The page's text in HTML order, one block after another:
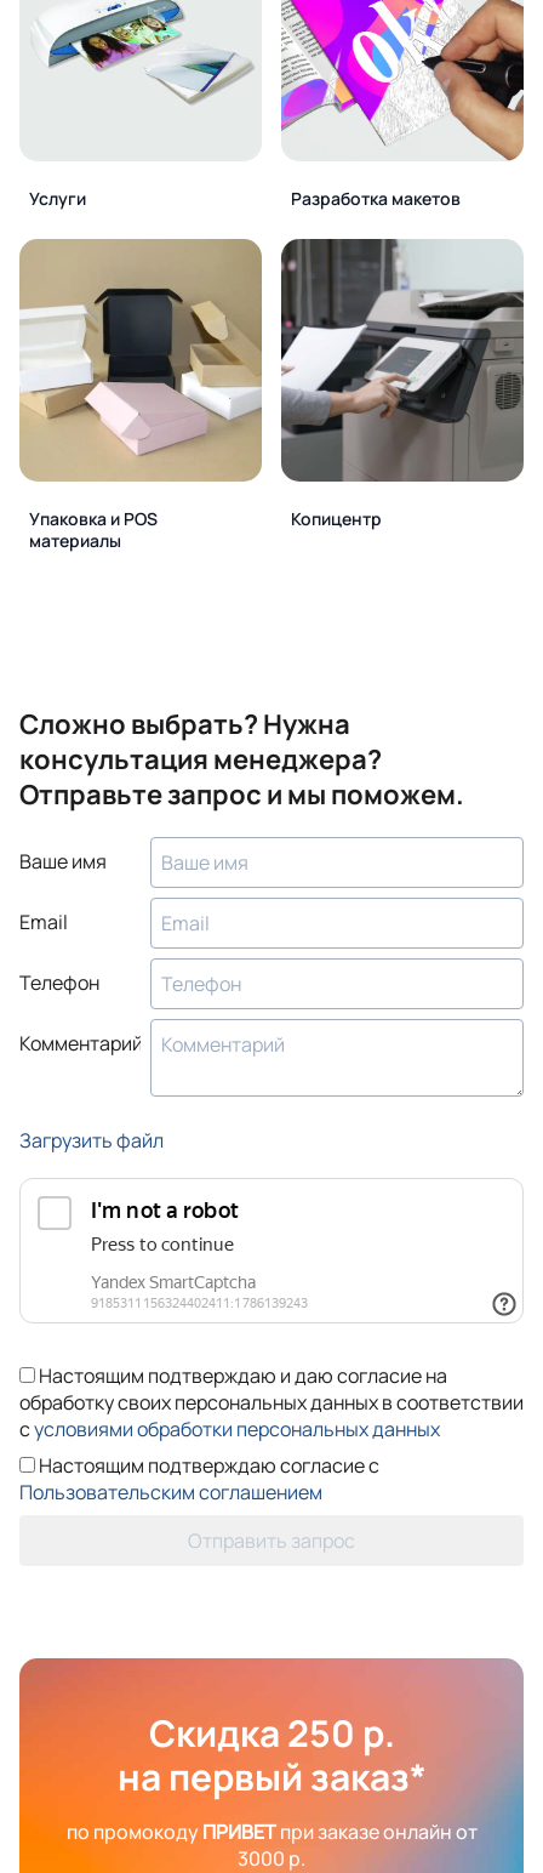
Услуги Разработка макетов
Упаковка и POS
материалы
Копицентр
Сложно выбрать? Нужна
консультация менеджера?
Отправьте запрос и мы поможем.
Ваше имя
Email
Телефон
Комментарий
Загрузить файл
Настоящим подтверждаю и даю согласие на
обработку своих персональных данных в соответствии
сусловиями обработки персональных данных
Настоящим подтверждаю согласие с
Пользовательским соглашением
Отправить запрос
Скидка 250 р.
на первый заказ*
по промокодуПРИВЕТпри заказе онлайн от
3000 р.